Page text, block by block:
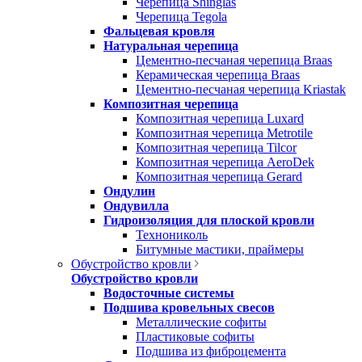
Черепица Tegola
Фальцевая кровля
Натуральная черепица
Цементно-песчаная черепица Braas
Керамическая черепица Braas
Цементно-песчаная черепица Kriastak
Композитная черепица
Композитная черепица Luxard
Композитная черепица Metrotile
Композитная черепица Tilcor
Композитная черепица AeroDek
Композитная черепица Gerard
Ондулин
Ондувилла
Гидроизоляция для плоской кровли
Технониколь
Битумные мастики, праймеры
Обустройство кровли
Обустройство кровли
Водосточные системы
Подшива кровельных свесов
Металлические софиты
Пластиковые софиты
Подшива из фиброцемента